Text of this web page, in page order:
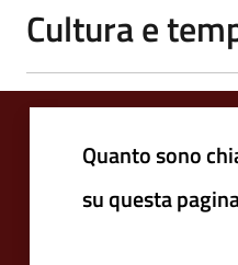
Cultura e
Quanto sono
su questa